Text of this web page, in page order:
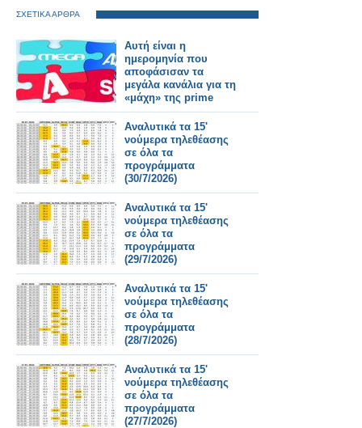
ΣΧΕΤΙΚΑ ΑΡΘΡΑ
Αυτή είναι η
ημερομηνία που
αποφάσισαν τα
μεγάλα κανάλια για τη
«μάχη» της prime
time
Αναλυτικά τα 15'
νούμερα τηλεθέασης
σε όλα τα
προγράμματα
(30/7/2026)
Αναλυτικά τα 15'
νούμερα τηλεθέασης
σε όλα τα
προγράμματα
(29/7/2026)
Αναλυτικά τα 15'
νούμερα τηλεθέασης
σε όλα τα
προγράμματα
(28/7/2026)
Αναλυτικά τα 15'
νούμερα τηλεθέασης
σε όλα τα
προγράμματα
(27/7/2026)